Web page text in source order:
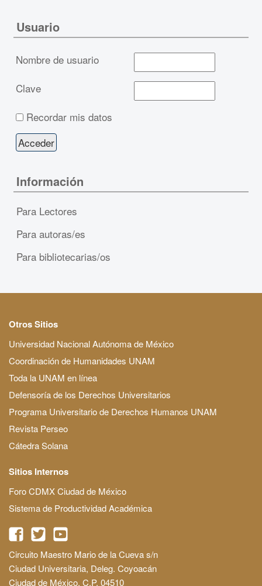
Usuario
Nombre de usuario
Clave
Recordar mis datos
Información
Para Lectores
Para autoras/es
Para bibliotecarias/os
Otros Sitios
Universidad Nacional Autónoma de México
Coordinación de Humanidades UNAM
Toda la UNAM en línea
Defensoría de los Derechos Universitarios
Programa Universitario de Derechos Humanos UNAM
Revista Perseo
Cátedra Solana
Sitios Internos
Foro CDMX Ciudad de México
Sistema de Productividad Académica
Circuito Maestro Mario de la Cueva s/n
Ciudad Universitaria, Deleg. Coyoacán
Ciudad de México, C.P. 04510